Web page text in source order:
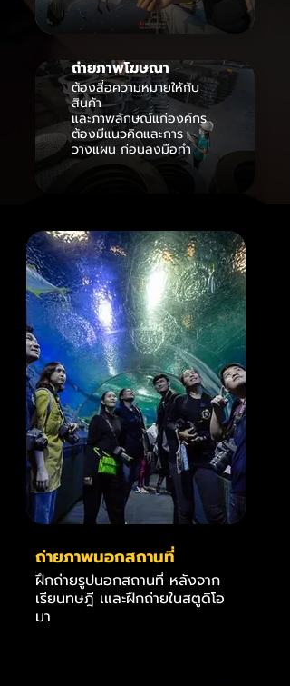
ถ่ายภาพโฆษณา
ต้องสื่อความหมายให้กับ
สินค้า
และภาพลักษณ์แก่องค์กร
ต้องมีแนวคิดและการ
วางแผน ก่อนลงมือทำ
ถ่ายภาพนอกสถานที่
ฝึกถ่ายรูปนอกสถานที่ หลังจาก
เรียนทษฎี เและฝึกถ่ายในสตูดิโอ
มา